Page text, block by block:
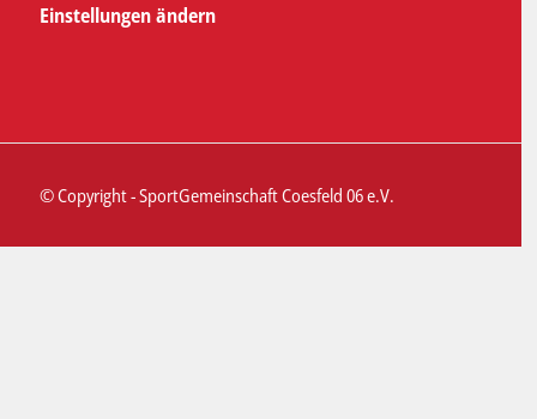
Einstellungen ändern
© Copyright - SportGemeinschaft Coesfeld 06 e.V.